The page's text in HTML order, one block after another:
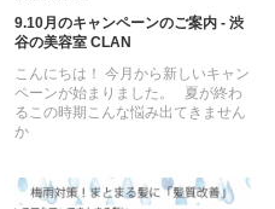
9.10月のキャンペーンのご案内 - 渋
谷の美容室 CLAN
こんにちは！ 今月から新しいキャン
ペーンが始まりました。 夏が終わ
るこの時期こんな悩み出てきません
か